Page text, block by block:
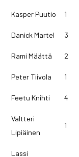
Kasper Puutio 1
Danick Martel 3
Rami Määttä 2
Peter Tiivola 1
Feetu Knihti 4
Valtteri
Lipiäinen
1
Lassi